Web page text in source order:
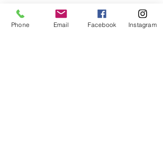
Phone Email Facebook Instagram